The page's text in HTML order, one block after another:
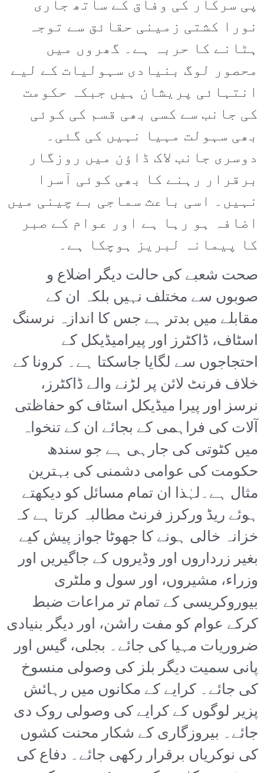
پی سرکار کی وفاق کے ساتھ جاری
نورا کشتی زمینی حقائق سے توجہ
ہٹانے کا حربہ ہے۔ گھروں میں
محصور لوگ بنیادی سہولیات کے لیے
انتہائی پریشان ہیں جبکہ حکومت
کی جانب سے کسی بھی قسم کی کوئی
بھی سہولت مہیا نہیں کی گئی۔
دوسری جانب لاک ڈاؤن میں روزگار
برقرار رہنے کا بھی کوئی آسرا
نہیں۔ اسی باعث سماجی بے چینی میں
اضافہ ہو رہا ہے اور عوام کے صبر
کا پیمانہ لبریز ہوچکا ہے۔
صحت شعبے کی حالت دیگر اضلاع و
صوبوں سے مختلف نہیں بلکہ ان کے
مقابلے میں بدتر ہے جس کا اندازہ نرسنگ
اسٹاف، ڈاکٹرز اور پیرامیڈیکل کے
احتجاجوں سے لگایا جاسکتا ہے۔ کرونا کے
خلاف فرنٹ لائن پر لڑنے والے ڈاکٹرز،
نرسز اور پیرا میڈیکل اسٹاف کو حفاظتی
آلات کی فراہمی کے بجائے ان کے تنخواہ
میں کٹوتی کی جارہی ہے جو سندھ
حکومت کی عوامی دشمنی کی بہترین
مثال ہے۔لہٰذا ان تمام مسائل کو دیکھتے
ہوئے ریڈ ورکرز فرنٹ مطالبہ کرتا ہے کہ
خزانہ خالی ہونے کا جھوٹا جواز پیش کیے
بغیر زرداروں اور وڈیروں کے جاگیریں اور
وزراء، مشیروں، اور سول و ملٹری
بیوروکریسی کے تمام تر مراعات ضبط
کرکے عوام کو مفت راشن، اور دیگر بنیادی
ضروریات مہیا کی جائے۔ بجلی، گیس اور
پانی سمیت دیگر بلز کی وصولی منسوخ
کی جائے۔ کرایے کے مکانوں میں رہائش
پزیر لوگوں کے کرایے کی وصولی روک دی
جائے۔ بیروزگاری کے شکار محنت کشوں
کی نوکریاں برقرار رکھی جائے۔ دفاع کی